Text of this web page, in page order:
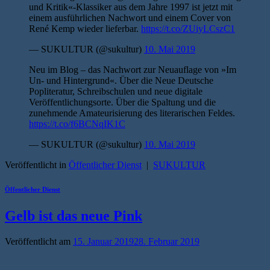
und Kritik«-Klassiker aus dem Jahre 1997 ist jetzt mit
einem ausführlichen Nachwort und einem Cover von
René Kemp wieder lieferbar. https://t.co/ZUiyLCszC1
— SUKULTUR (@sukultur) 10. Mai 2019
Neu im Blog – das Nachwort zur Neuauflage von »Im
Un- und Hintergrund«. Über die Neue Deutsche
Popliteratur, Schreibschulen und neue digitale
Veröffentlichungsorte. Über die Spaltung und die
zunehmende Amateurisierung des literarischen Feldes.
https://t.co/f6BCNqIK1C
— SUKULTUR (@sukultur) 10. Mai 2019
Veröffentlicht in Öffentlicher Dienst | SUKULTUR
Öffentlicher Dienst
Gelb ist das neue Pink
Veröffentlicht am 15. Januar 201928. Februar 2019